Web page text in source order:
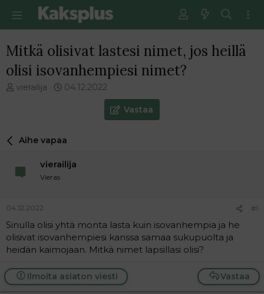
Mitkä olisivat lastesi nimet, jos heillä
olisi isovanhempiesi nimet?
V
e
t
n
a
o
i
t
t
a
vierailija
E
m
i
i
e
s
t
i
04.12.2022
Vastaa
Aihe vapaa
vierailija
Vieras
04.12.2022 #1
Sinulla olisi yhtä monta lasta kuin isovanhempia ja he
olisivat isovanhempiesi kanssa samaa sukupuolta ja
heidän kaimojaan. Mitkä nimet lapsillasi olisi?
Vastaa
Ilmoita asiaton viesti